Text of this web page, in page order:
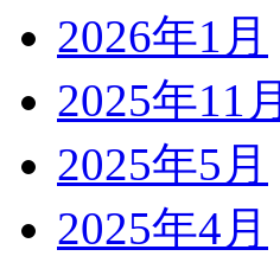
2026年1月
2025年11月
2025年5月
2025年4月